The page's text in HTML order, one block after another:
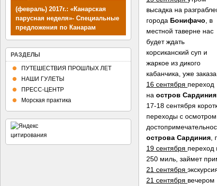
высадка на
города Бонифачо , в
местной таверне нас
будет ждать
корсиканский суп и
жаркое из дикого
кабанчика, уже
16 сентября переход
на остров Сардиния
17-18 сентября
переходы с осмотром
острова Сардиния
19 сентября
250 миль, займет
21 сентября
21 сентября вечером
(февраль) 2017г.: «Канарская
парусная неделя»- Специальные
предложения по Канарам
РАЗДЕЛЫ
ПУТЕШЕСТВИЯ ПРОШЛЫХ ЛЕТ
НАШИ ГУЛЕТЫ
ПРЕСС-ЦЕНТР
Морская практика